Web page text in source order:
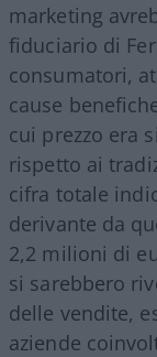
marketing
fiduciario di
consumatori,
cause
cui prezzo era
rispetto ai
cifra totale
derivante da
2,2 milioni di
si sarebbero
delle vendite,
aziende